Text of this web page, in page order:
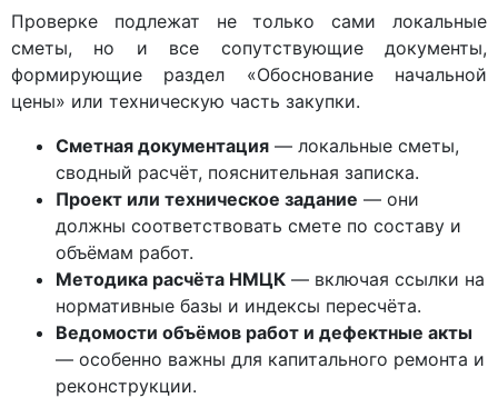
Проверке подлежат не только сами локальные
сметы, но и все сопутствующие документы,
формирующие раздел «Обоснование начальной
цены» или техническую часть закупки.
Сметная документация — локальные сметы,
сводный расчёт, пояснительная записка.
Проект или техническое задание — они
должны соответствовать смете по составу и
объёмам работ.
Методика расчёта НМЦК — включая ссылки на
нормативные базы и индексы пересчёта.
Ведомости объёмов работ и дефектные акты
— особенно важны для капитального ремонта и
реконструкции.